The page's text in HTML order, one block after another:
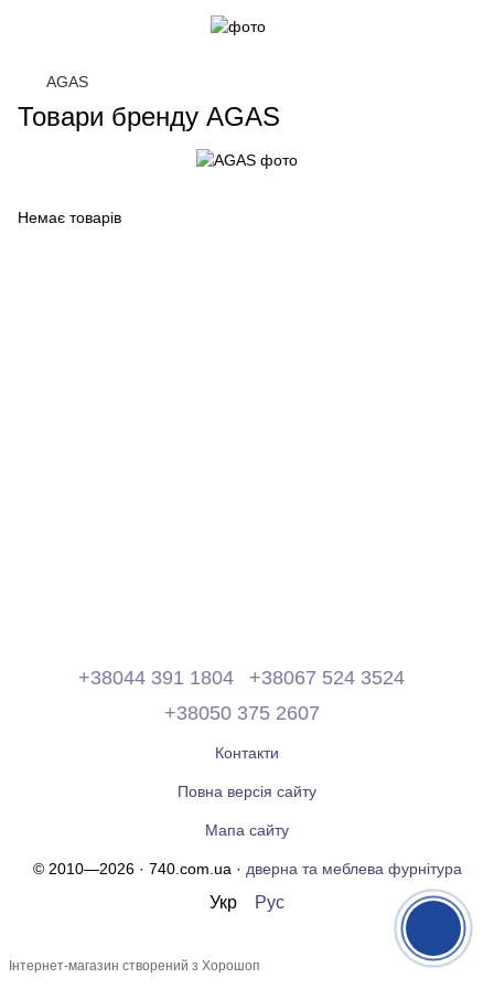
AGAS
Товари бренду AGAS
Немає товарів
+38044 391 1804
+38067 524 3524
+38050 375 2607
Контакти
Повна версія сайту
Мапа сайту
© 2010—2026 · 740.com.ua · дверна та меблева фурнітура
Укр Рус
Інтернет-магазин створений з Хорошоп